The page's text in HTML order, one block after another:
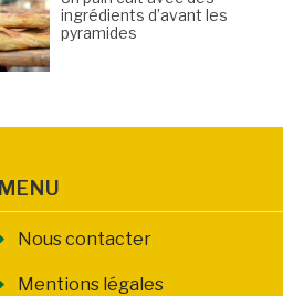
ingrédients d’avant les
pyramides
MENU
Nous contacter
Mentions légales